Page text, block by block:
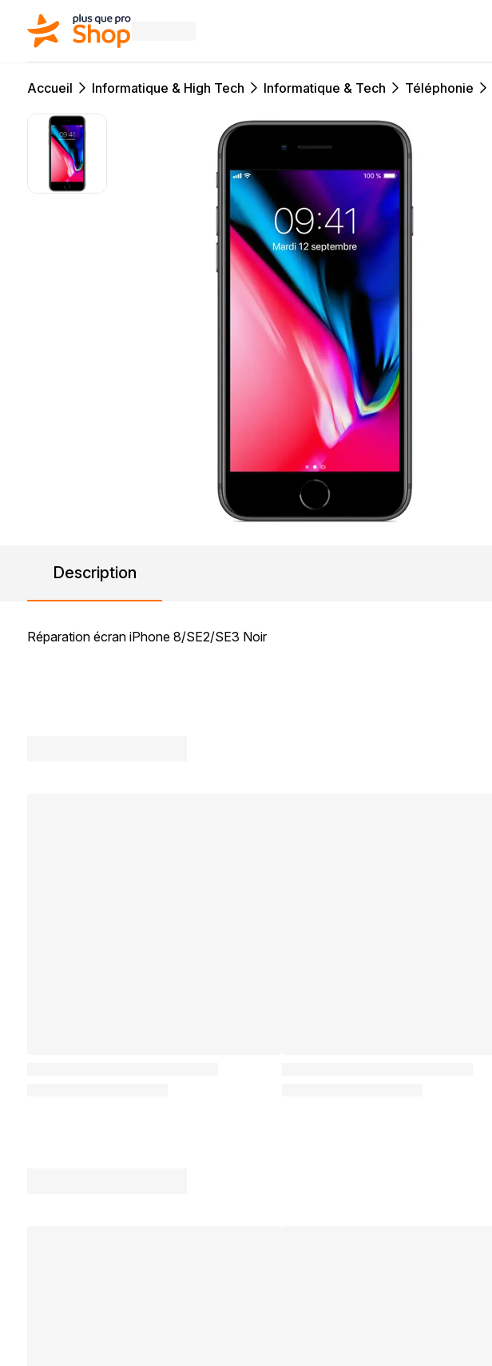
Accueil Informatique & High Tech Informatique & Tech Téléphonie
Description
Réparation écran iPhone 8/SE2/SE3 Noir